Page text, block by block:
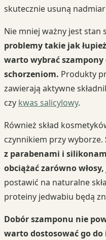
skutecznie usuną
Nie mniej ważny jest stan
problemy takie jak
warto wybrać
schorzeniom. Produkty
zawierają aktywne
czy kwas salicylowy.
Również skład
czynnikiem przy wyborze.
z parabenami i
obciążać zarówno
postawić na naturalne
proteiny jedwabiu będą
Dobór szamponu nie
warto dostosować go